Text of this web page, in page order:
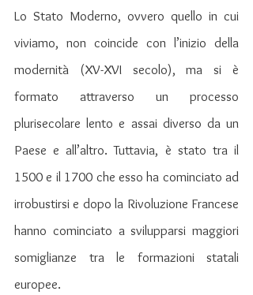
Lo Stato Moderno, ovvero quello in cui
viviamo, non coincide con l’inizio della
modernità (XV-XVI secolo), ma si è
formato attraverso un processo
plurisecolare lento e assai diverso da un
Paese e all’altro. Tuttavia, è stato tra il
1500 e il 1700 che esso ha cominciato ad
irrobustirsi e dopo la Rivoluzione Francese
hanno cominciato a svilupparsi maggiori
somiglianze tra le formazioni statali
europee.